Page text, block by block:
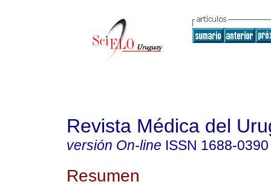
Revista Médica del
versión On-line ISSN 1688-0390
Resumen